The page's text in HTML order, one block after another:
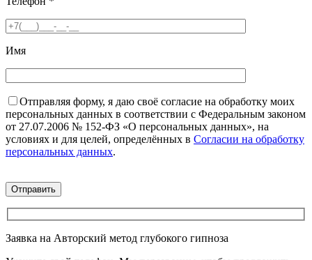
Имя
Отправляя форму, я даю своё согласие на обработку моих
персональных данных в соответствии с Федеральным законом
от 27.07.2006 № 152-ФЗ «О персональных данных», на
условиях и для целей, определённых в Согласии на обработку
персональных данных.
Заявка на Авторский метод глубокого гипноза